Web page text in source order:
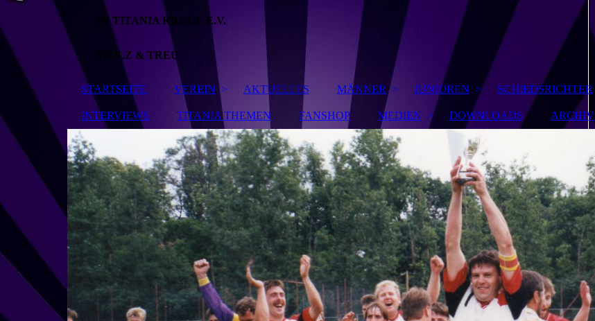
SV TITANIA KRUGE E.V.
STOLZ & TREU
STARTSEITE VEREIN AKTUELLES MÄNNER JUNIOREN SCHIEDSRICHTER
INTERVIEWS TITANIA THEMEN FANSHOP MEDIEN DOWNLOADS ARCHIV